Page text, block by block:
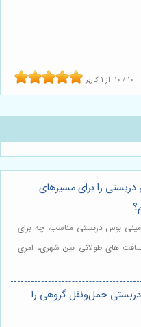
10 / 10 از 1 کاربر
را برای مسیرهای
بوس دربستی مناسب، چه برای
های طولانی بین شهری، امری
حمل‌ونقل گروهی را